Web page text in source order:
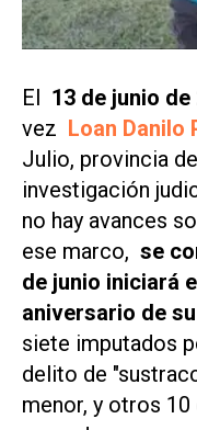
El 13 de junio de
vez Loan Danilo
Julio, provincia de
investigación
no hay avances
ese marco, se
de junio iniciará
aniversario de
siete imputados
delito de
menor, y otros 10